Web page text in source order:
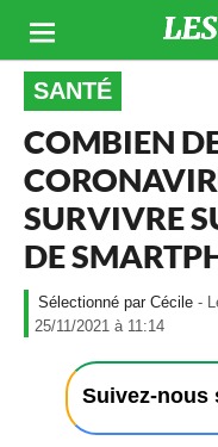
SANTÉ
COMBIEN
SURVIVRE
DE
Cécile -
25/11/2021 à 11:14
1
/
Suivez-nous